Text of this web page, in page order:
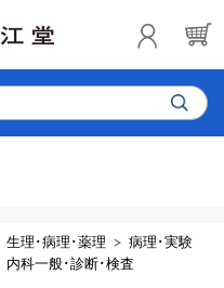
生理･病理･薬理
病理･実験
内科一般･診断･検査